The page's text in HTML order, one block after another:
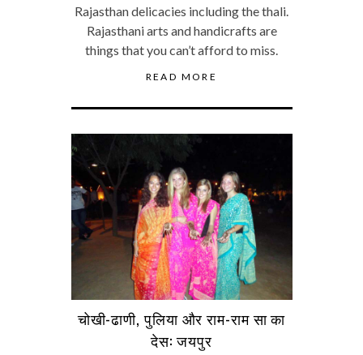
Rajasthan delicacies including the thali.
Rajasthani arts and handicrafts are
things that you can’t afford to miss.
READ MORE
चोखी-ढाणी, पुलिया और राम-राम सा का
देस: जयपुर